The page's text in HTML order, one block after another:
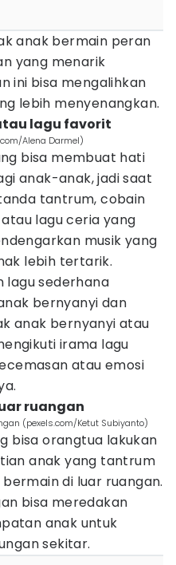
anak bermain peran
yang menarik
ini bisa mengalihkan
lebih menyenangkan.
lagu favorit
Alena Darmel)
bisa membuat hati
anak-anak, jadi saat
tantrum, cobain
lagu ceria yang
musik yang
lebih tertarik.
lagu sederhana
bernyanyi dan
anak bernyanyi atau
irama lagu
atau emosi
ruangan
(pexels.com/Ketut Subiyanto)
bisa orangtua lakukan
anak yang tantrum
di luar ruangan.
bisa meredakan
anak untuk
sekitar.